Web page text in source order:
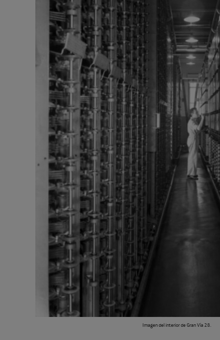
Imagen del interior de Gran Vía 28.